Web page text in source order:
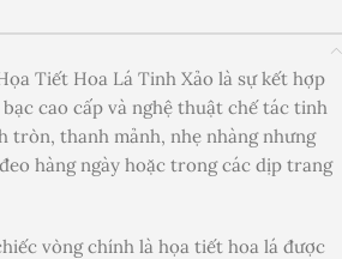
Tiết Hoa Lá Tinh Xảo là sự kết hợp
cao cấp và nghệ thuật chế tác tinh
tròn, thanh mảnh, nhẹ nhàng nhưng
hàng ngày hoặc trong các dịp trang
vòng chính là họa tiết hoa lá được